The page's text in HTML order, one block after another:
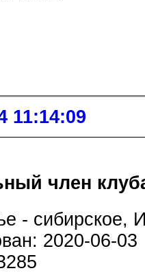
11:14:09
член
- сибирское,
2020-06-03